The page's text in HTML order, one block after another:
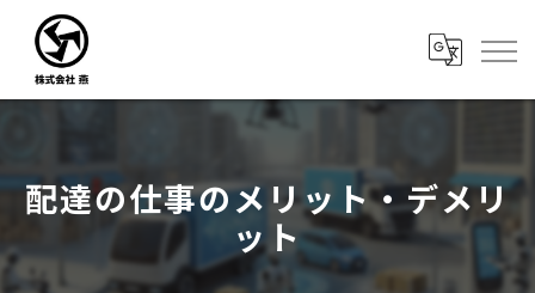
配達の仕事のメリット・デメリ
ット